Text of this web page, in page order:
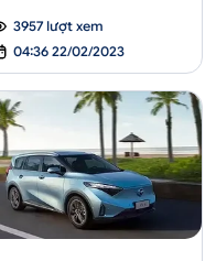
3957 lượt xem
04:36 22/02/2023